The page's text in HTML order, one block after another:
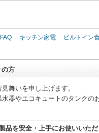
キッチン家電 ビルトイン
の方
舞いを申し上げます。
器やエコキュートのタンク
品を安全・上手にお使いいた